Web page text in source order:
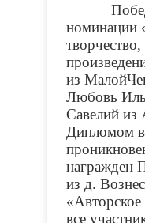
номинации
из
Любовь
Савелий из
Дипломом
награжден
из д.
«Авторское
все